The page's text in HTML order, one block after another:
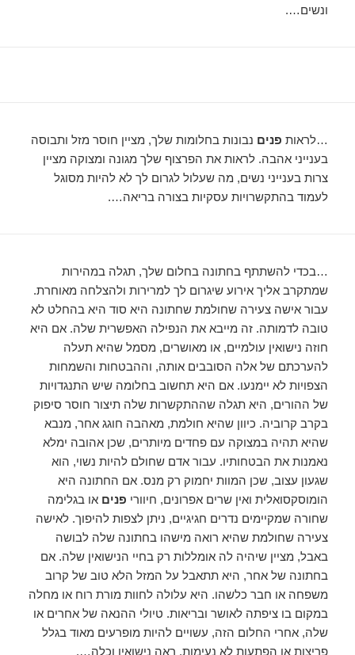
ונשים….
…לראות פנים נבונות בחלומות שלך, מציין חוסר מזל ותבוסה
בענייני אהבה. לראות את הפרצוף שלך מגונה ומצוקה מציין
צרות בענייני נשים, מה שעלול לגרום לך לא להיות מסוגל
לעמוד בהתקשרויות עסקיות בצורה בריאה….
…בכדי להשתתף בחתונה בחלום שלך, תגלה במהירות
שמתקרב אליך אירוע שיגרום לך למרירות ולהצלחה מאוחרת.
עבור אישה צעירה שחולמת שחתונה היא סוד היא בהחלט לא
טובה לדמותה. זה מייבא את הנפילה האפשרית שלה. אם היא
חוזה נישואין עולמיים, או מאושרים, מסמל שהיא תעלה
להערכתם של אלה הסובבים אותה, וההבטחות והשמחות
הצפויות לא יימנעו. אם היא תחשוב בחלומה שיש התנגדויות
של ההורים, היא תגלה שההתקשרות שלה תיצור חוסר סיפוק
בקרב קרוביה. כיוון שהיא חולמת, מאהבה חוגג אחר, מנבא
שהיא תהיה במצוקה עם פחדים מיותרים, שכן אהובה ימלא
נאמנות את הבטחותיו. עבור אדם שחולם להיות נשוי, הוא
שגעון עצוב, שכן המוות יחמוק רק מנס. אם החתונה היא
הומוסקסואלית ואין שרים אפרונים, חיוורי פנים או בגלימה
שחורה שמקיימים נדרים חגיגיים, ניתן לצפות להיפוך. לאישה
צעירה שחולמת שהיא רואה מישהו בחתונה שלה לבושה
באבל, מציין שיהיה לה אומללות רק בחיי הנישואין שלה. אם
בחתונה של אחר, היא תתאבל על המזל הלא טוב של קרוב
משפחה או חבר כלשהו. היא עלולה לחוות מורת רוח או מחלה
במקום בו ציפתה לאושר ובריאות. טיולי ההנאה של אחרים או
שלה, אחרי החלום הזה, עשויים להיות מופרעים מאוד בגלל
פריצות או הפתעות לא נעימות. ראה נישואין וכלה….